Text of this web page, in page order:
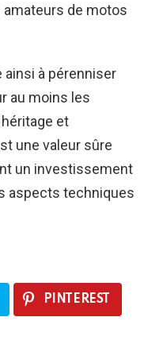
de motos
ainsi à pérenniser
au moins les
et
une valeur sûre
un investissement
aspects techniques
PINTEREST